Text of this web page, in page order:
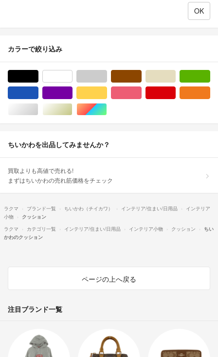
カラーで絞り込み
シルバー/銀色系ゴールド/金色系マルチカラー
ちいかわを出品してみませんか？
買取よりも高値で売れる!
まずはちいかわの売れ筋価格をチェック
ラクマ ブランド一覧 ちいかわ（チイカワ） インテリア/住まい/日用品
インテリア
小物
クッション
ラクマ
カテゴリ一覧 インテリア/住まい/日用品 インテリア小物 クッション
ちい
かわのクッション
ページの上へ戻る
注目ブランド一覧